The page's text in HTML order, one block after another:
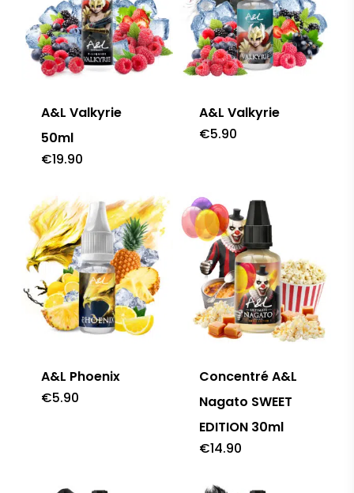
A&L Valkyrie
50ml
€19.90
A&L Valkyrie
€5.90
A&L Phoenix
€5.90
Concentré A&L
Nagato SWEET
EDITION 30ml
€14.90